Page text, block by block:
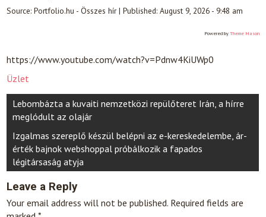
Source:Portfolio.hu - Összes hír|Published:August 9, 2026 - 9:48 am
Powered by Theme Mason
https://www.youtube.com/watch?v=Pdnw4KiUWp0
Üzlet
Post
navigation
Lebombázta a kuvaiti nemzetközi repülőteret Irán, a hírre
meglódult az olajár
Izgalmas szereplő készül belépni az e-kereskedelembe, ár-
érték bajnok webshoppal próbálkozik a fapados
légitársaság atyja
Leave a Reply
Your email address will not be published. Required fields are